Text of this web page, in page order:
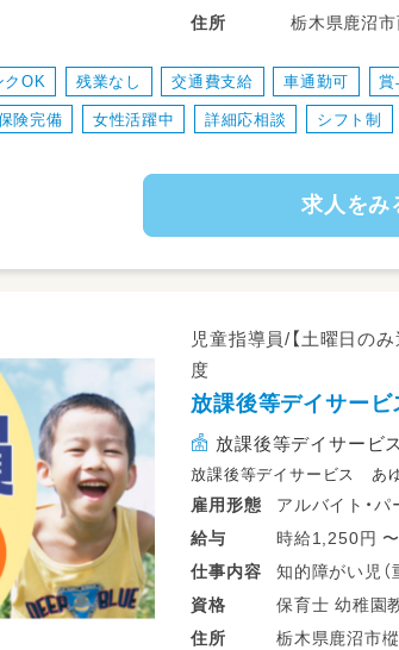
住所
クOK 残業なし 交通費支給 車通勤可 賞
険完備 女性活躍中 詳細応相談 シフト制
求人をみ
児童指導員/【土曜日の
度
放課後等デイサー
放課後等デイサービス
放課後等デイサービス あ
雇用形態
アルバイト・パ
給与
時給1,250円
仕事内容
知的障がい児（
子どもたちの
資格
保育士 幼稚園教諭第一種 幼稚園教諭第二種 児童発達支援管理責任者 サービス管理
責任者 養護教諭免許 高等学校教諭普通免許 中学校教諭普通免許 小学校教諭普通免
住所 栃木県鹿沼市